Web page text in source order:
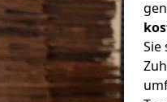
Sie